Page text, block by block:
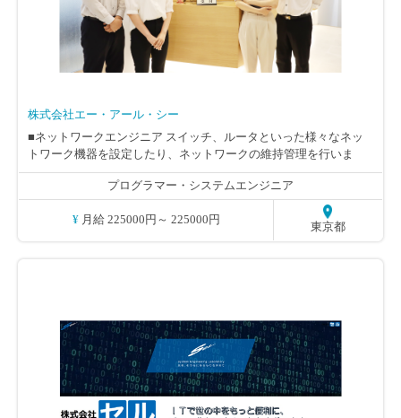
株式会社エー・アール・シー
■ネットワークエンジニア スイッチ、ルータといった様々なネッ
トワーク機器を設定したり、ネットワークの維持管理を行いま
す。 ■サーバエンジニア コンピュータシステムを運用するための
サーバの構築、セキュリティチェック、バックアップなどを行い
ます。 ■システムエンジニア 企業向けの業務アプリケーションの
開発や、アプリケーションのテスト・検証を行います。 【変更範
プログラマー・システムエンジニア
¥ 月給 225000円～ 225000円
東京都